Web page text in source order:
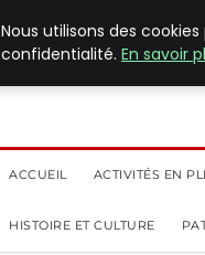
ACCUEIL ACTIVITÉS EN
HISTOIRE ET CULTURE
Nous utilisons des
confidentialité. En savoir